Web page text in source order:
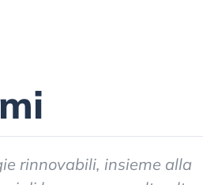
rinnovabili, insieme alla